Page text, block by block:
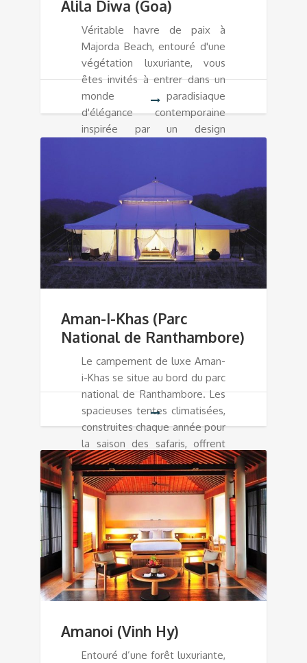
Alila Diwa (Goa)
Véritable havre de paix à
Majorda Beach, entouré d'une
végétation luxuriante, vous
êtes invités à entrer dans un
monde paradisiaque
d'élégance contemporaine
inspirée par un design
Aman-I-Khas (Parc
National de Ranthambore)
Le campement de luxe Aman-
i-Khas se situe au bord du parc
national de Ranthambore. Les
spacieuses tentes climatisées,
construites chaque année pour
la saison des safaris, offrent
calme, confort et élégance.
Amanoi (Vinh Hy)
Entouré d’une forêt luxuriante,